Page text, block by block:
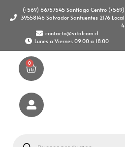
(+569) 66757545 Santiago Centro (+569)
39558146 Salvador Sanfuentes 2176 Local
4
contacto@vitalcom.cl
Lunes a Viernes 09:00 a 18:00
0